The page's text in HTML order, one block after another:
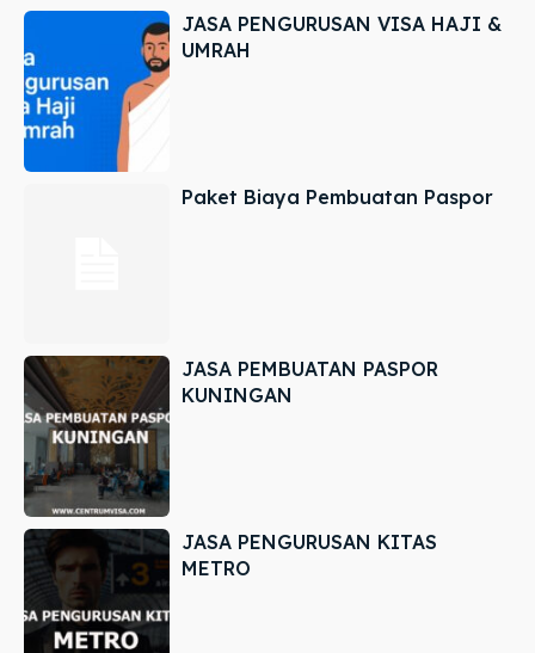
JASA PENGURUSAN VISA HAJI &
UMRAH
Paket Biaya Pembuatan Paspor
JASA PEMBUATAN PASPOR
KUNINGAN
JASA PENGURUSAN KITAS
METRO